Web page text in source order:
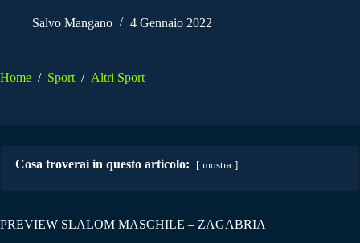
Salvo Mangano 4 Gennaio 2022
Home / Sport / Altri Sport
Cosa troverai in questo articolo: mostra
PREVIEW SLALOM MASCHILE – ZAGABRIA